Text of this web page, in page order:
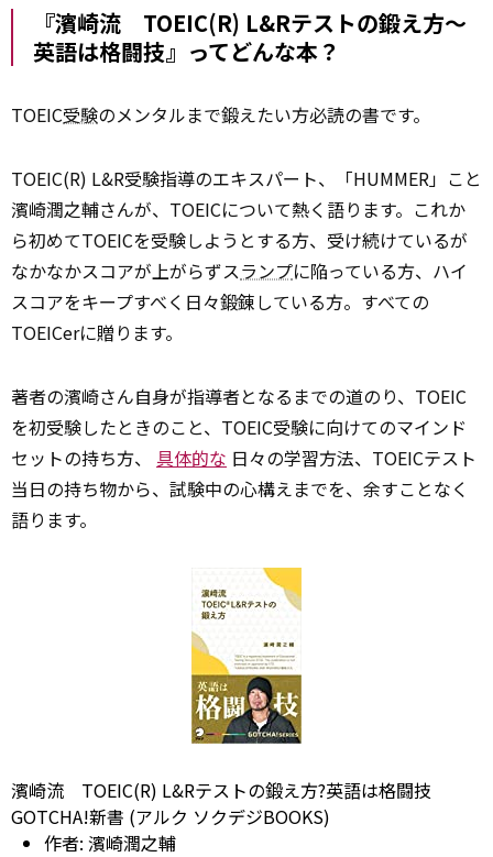
『濱崎流 TOEIC(R) L&Rテストの鍛え方～
英語は格闘技』ってどんな本？
TOEIC受験のメンタルまで鍛えたい方必読の書です。
TOEIC(R) L&R受験指導のエキスパート、「HUMMER」こと
濱崎潤之輔さんが、TOEICについて熱く語ります。これか
ら初めてTOEICを受験しようとする方、受け続けているが
なかなかスコアが上がらずスランプに陥っている方、ハイ
スコアをキープすべく日々鍛錬している方――。すべての
TOEICerに贈ります。
著者の濱崎さん自身が指導者となるまでの道のり、TOEIC
を初受験したときのこと、TOEIC受験に向けてのマインド
セットの持ち方、 具体的な 日々の学習方法、TOEICテスト
当日の持ち物から、試験中の心構えまでを、余すことなく
語ります。
濱崎流 TOEIC(R) L&Rテストの鍛え方?英語は格闘技
GOTCHA!新書 (アルク ソクデジBOOKS)
作者: 濱崎潤之輔